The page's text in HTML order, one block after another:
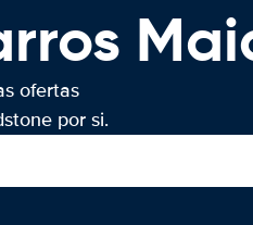
ofertas
por si.